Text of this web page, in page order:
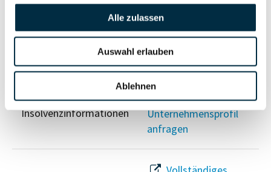
Alle zulassen
Auswahl erlauben
Ablehnen
PEP- und
Sanktionslistenstatus
Unternehmensprofil
anfragen
Insolvenzinformationen
Vollständiges
Unternehmensprofil
anfragen